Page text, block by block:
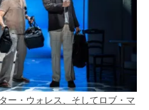
ー・ウォレス、そしてロブ・マ